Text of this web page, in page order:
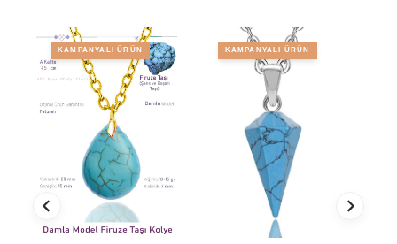
KAMPANYALI ÜRÜN KAMPANYALI ÜRÜN